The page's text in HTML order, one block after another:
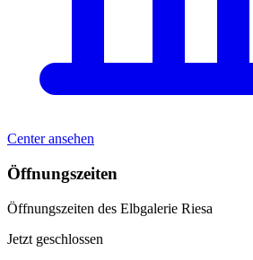
Center ansehen
Öffnungszeiten
Öffnungszeiten des Elbgalerie Riesa
Jetzt geschlossen